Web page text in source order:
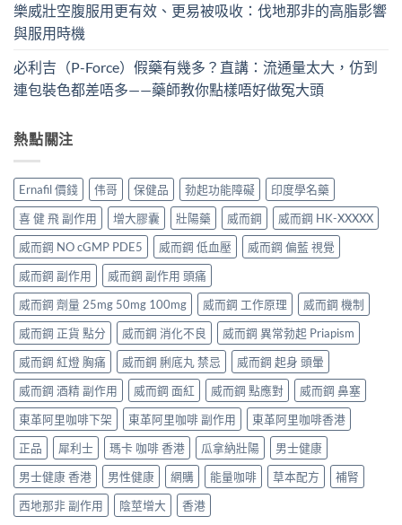
樂威壯空腹服用更有效、更易被吸收：伐地那非的高脂影響
與服用時機
必利吉（P-Force）假藥有幾多？直講：流通量太大，仿到
連包裝色都差唔多——藥師教你點樣唔好做冤大頭
熱點關注
Ernafil 價錢 伟哥 保健品 勃起功能障礙
印度學名藥
喜 健 飛 副作用
增大膠囊 壯陽藥 威而鋼
威而鋼 HK-XXXXX
威而鋼 NO cGMP PDE5
威而鋼 低血壓
威而鋼 偏藍 視覺
威而鋼 副作用
威而鋼 副作用 頭痛
威而鋼 劑量 25mg 50mg 100mg
威而鋼 工作原理
威而鋼 機制
威而鋼 正貨 點分
威而鋼 消化不良
威而鋼 異常勃起 Priapism
威而鋼 紅燈 胸痛
威而鋼 脷底丸 禁忌
威而鋼 起身 頭暈
威而鋼 酒精 副作用
威而鋼 面紅 威而鋼 點應對
威而鋼 鼻塞
東革阿里咖啡下架
東革阿里咖啡 副作用
東革阿里咖啡香港
正品
犀利士 瑪卡 咖啡 香港 瓜拿納壯陽
男士健康
男士健康 香港
男性健康 網購 能量咖啡 草本配方
補腎
西地那非 副作用
陰莖增大 香港